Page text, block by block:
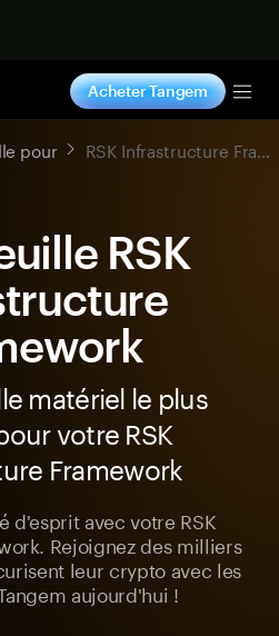
Acheter Tangem
pour RSK Infrastructure Framework
RSK
matériel le plus
votre RSK
Framework
d'esprit avec votre RSK
Rejoignez des milliers
leur crypto avec les
aujourd'hui !